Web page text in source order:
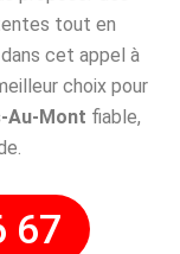
tout en
cet appel à
choix pour
Mont fiable,
67